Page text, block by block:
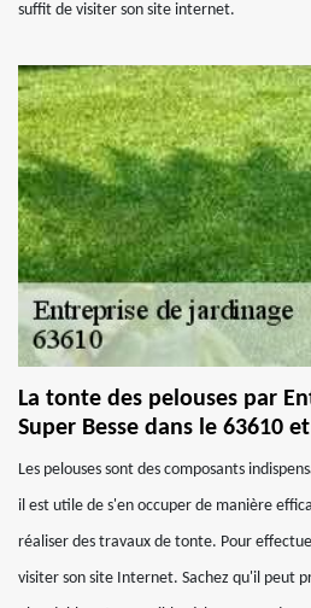
suffit de visiter son site internet.
La tonte des pelouses par
Super Besse dans le 63610
Les pelouses sont des composants
il est utile de s'en occuper de manière
réaliser des travaux de tonte. Pour
visiter son site Internet. Sachez qu'il peut